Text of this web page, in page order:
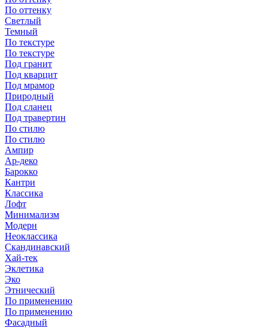
По оттенку
Светлый
Темный
По текстуре
По текстуре
Под гранит
Под кварцит
Под мрамор
Природный
Под сланец
Под травертин
По стилю
По стилю
Ампир
Ар-деко
Барокко
Кантри
Классика
Лофт
Минимализм
Модерн
Неоклассика
Скандинавский
Хай-тек
Эклетика
Эко
Этнический
По применению
По применению
Фасадный